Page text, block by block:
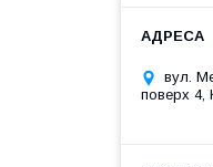
вул.
поверх 4,